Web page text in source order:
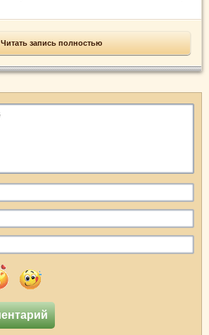
Читать запись полностью